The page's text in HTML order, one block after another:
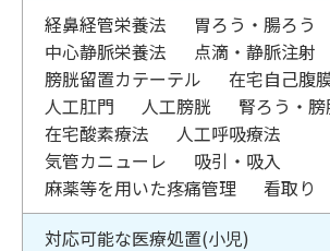
経鼻経管栄養法
胃ろう・腸ろう
中心静脈栄養法
点滴・静脈注射
膀胱留置カテーテル
在宅自己腹
人工肛門
人工膀胱
腎ろう・膀
在宅酸素療法
人工呼吸療法
気管カニューレ
吸引・吸入
麻薬等を用いた疼痛管理
看取り
対応可能な医療処置(小児)